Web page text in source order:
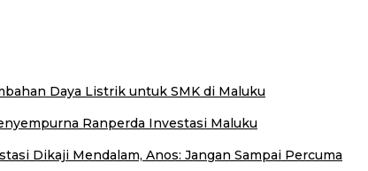
Daya Listrik untuk SMK di Maluku
Ranperda Investasi Maluku
Dikaji Mendalam, Anos: Jangan Sampai Percuma